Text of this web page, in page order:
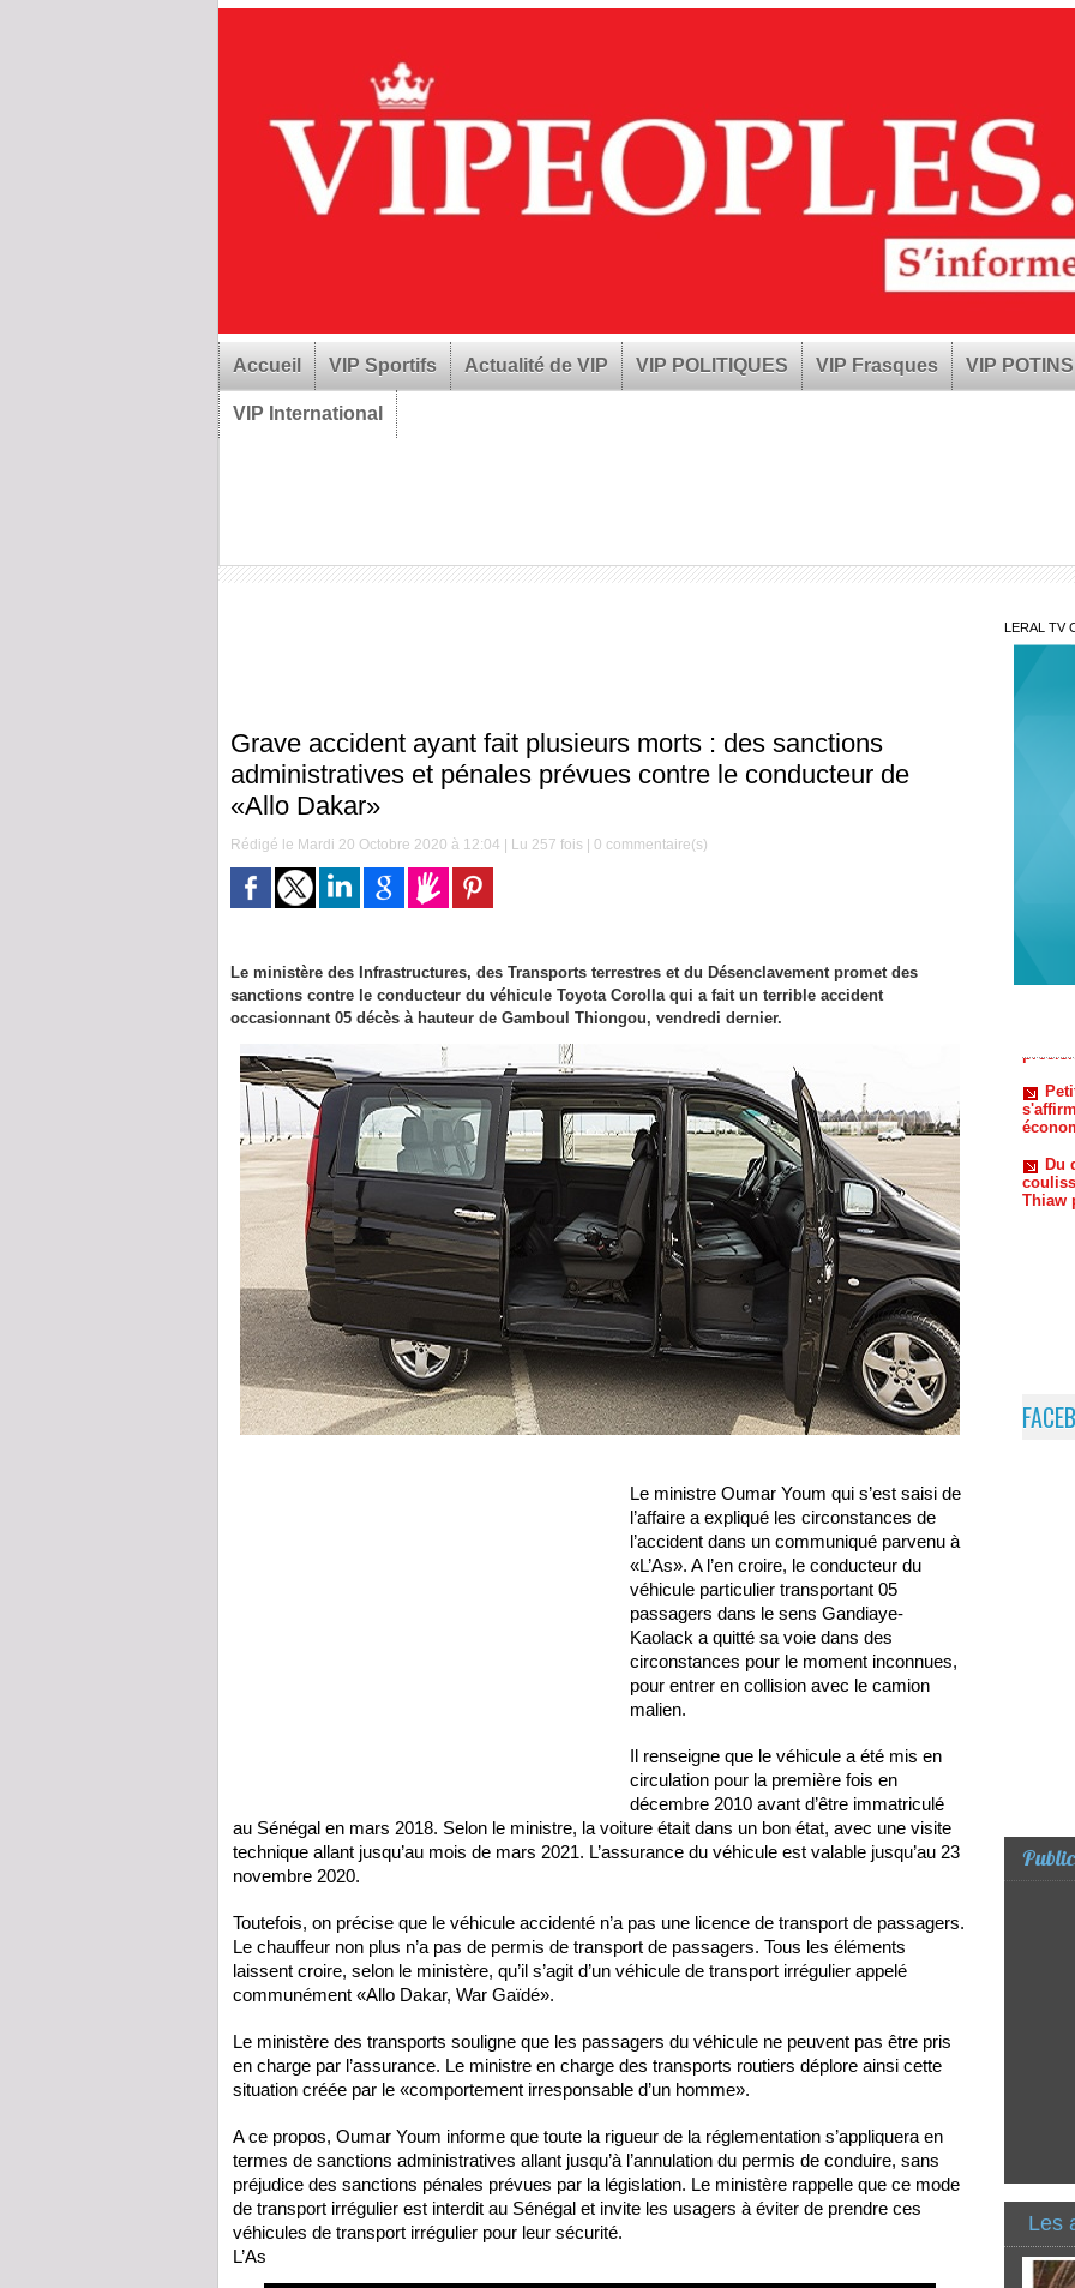
Accueil VIP Sportifs Actualité de VIP VIP POLITIQUES VIP Frasques VIP POTINS
VIP International
Grave accident ayant fait plusieurs morts : des sanctions
administratives et pénales prévues contre le conducteur de
«Allo Dakar»
Rédigé le Mardi 20 Octobre 2020 à 12:04 | Lu 257 fois | 0 commentaire(s)
Le ministère des Infrastructures, des Transports terrestres et du Désenclavement promet des
sanctions contre le conducteur du véhicule Toyota Corolla qui a fait un terrible accident
occasionnant 05 décès à hauteur de Gamboul Thiongou, vendredi dernier.
Le ministre Oumar Youm qui s’est saisi de
l’affaire a expliqué les circonstances de
l’accident dans un communiqué parvenu à
«L’As». A l’en croire, le conducteur du
véhicule particulier transportant 05
passagers dans le sens Gandiaye-
Kaolack a quitté sa voie dans des
circonstances pour le moment inconnues,
pour entrer en collision avec le camion
malien.
Il renseigne que le véhicule a été mis en
circulation pour la première fois en
décembre 2010 avant d’être immatriculé
au Sénégal en mars 2018. Selon le ministre, la voiture était dans un bon état, avec une visite
technique allant jusqu’au mois de mars 2021. L’assurance du véhicule est valable jusqu’au 23
novembre 2020.
Toutefois, on précise que le véhicule accidenté n’a pas une licence de transport de passagers.
Le chauffeur non plus n’a pas de permis de transport de passagers. Tous les éléments
laissent croire, selon le ministère, qu’il s’agit d’un véhicule de transport irrégulier appelé
communément «Allo Dakar, War Gaïdé».
Le ministère des transports souligne que les passagers du véhicule ne peuvent pas être pris
en charge par l’assurance. Le ministre en charge des transports routiers déplore ainsi cette
situation créée par le «comportement irresponsable d’un homme».
A ce propos, Oumar Youm informe que toute la rigueur de la réglementation s’appliquera en
termes de sanctions administratives allant jusqu’à l’annulation du permis de conduire, sans
préjudice des sanctions pénales prévues par la législation. Le ministère rappelle que ce mode
de transport irrégulier est interdit au Sénégal et invite les usagers à éviter de prendre ces
véhicules de transport irrégulier pour leur sécurité.
L’As
LERAL TV
Du
Thiaw
Les